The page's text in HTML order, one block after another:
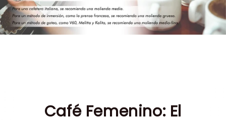
Café Femenino: El